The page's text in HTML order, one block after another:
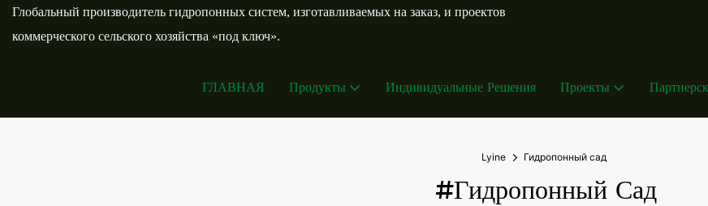
Глобальный производитель гидропонных систем, изготавливаемых на заказ, и проектов
коммерческого сельского хозяйства «под ключ».
ГЛАВНАЯ Продукты Индивидуальные Решения Проекты
Lyine Гидропонный сад
#Гидропонный Сад